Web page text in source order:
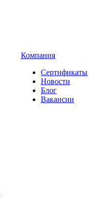
Компания
Сертификаты
Новости
Блог
Вакансии